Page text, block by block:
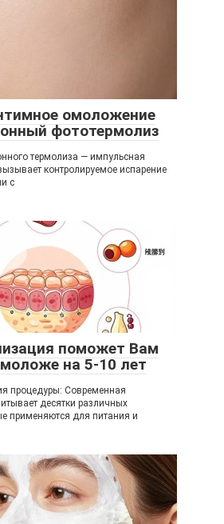
омоложение
фототермолиз
термолиза — импульсная
контролируемое испарение
с
поможет Вам
на 5-10 лет
процедуры: Современная
десятки различных
применяются для питания и